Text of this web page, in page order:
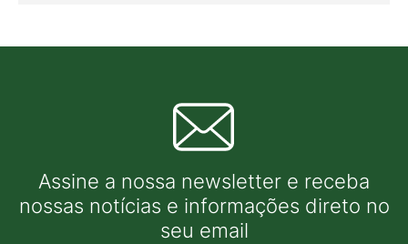
Assine a nossa newsletter e receba
nossas notícias e informações direto no
seu email